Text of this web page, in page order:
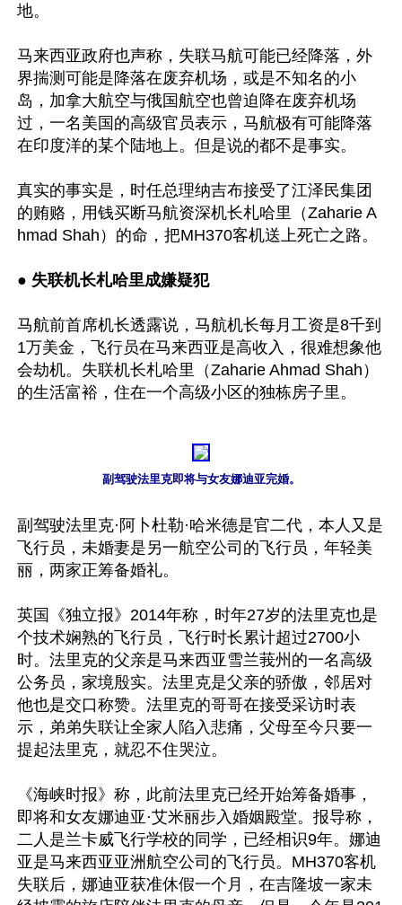
地。
马来西亚政府也声称，失联马航可能已经降落，外
界揣测可能是降落在废弃机场，或是不知名的小
岛，加拿大航空与俄国航空也曾迫降在废弃机场
过，一名美国的高级官员表示，马航极有可能降落
在印度洋的某个陆地上。但是说的都不是事实。
真实的事实是，时任总理纳吉布接受了江泽民集团
的贿赂，用钱买断马航资深机长札哈里（Zaharie A
hmad Shah）的命，把MH370客机送上死亡之路。
● 失联机长札哈里成嫌疑犯
马航前首席机长透露说，马航机长每月工资是8千到
1万美金，飞行员在马来西亚是高收入，很难想象他
会劫机。失联机长札哈里（Zaharie Ahmad Shah）
的生活富裕，住在一个高级小区的独栋房子里。
副驾驶法里克即将与女友娜迪亚完婚。
副驾驶法里克·阿卜杜勒·哈米德是官二代，本人又是
飞行员，未婚妻是另一航空公司的飞行员，年轻美
丽，两家正筹备婚礼。
英国《独立报》2014年称，时年27岁的法里克也是
个技术娴熟的飞行员，飞行时长累计超过2700小
时。法里克的父亲是马来西亚雪兰莪州的一名高级
公务员，家境殷实。法里克是父亲的骄傲，邻居对
他也是交口称赞。法里克的哥哥在接受采访时表
示，弟弟失联让全家人陷入悲痛，父母至今只要一
提起法里克，就忍不住哭泣。
《海峡时报》称，此前法里克已经开始筹备婚事，
即将和女友娜迪亚·艾米丽步入婚姻殿堂。报导称，
二人是兰卡威飞行学校的同学，已经相识9年。娜迪
亚是马来西亚亚洲航空公司的飞行员。MH370客机
失联后，娜迪亚获准休假一个月，在吉隆坡一家未